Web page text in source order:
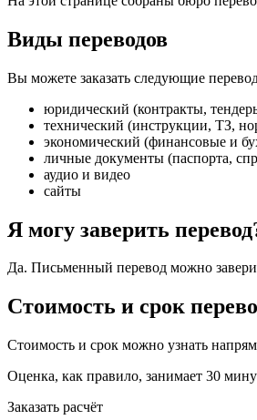
Виды переводов
Вы можете заказать следующие
юридический (контракты,
технический (инструкции, ТЗ,
экономический (финансовые и
личные документы (паспорта,
аудио и видео
сайты
Я могу заверить
Да. Письменный перевод можно
Стоимость и срок
Стоимость и срок можно узнать
Оценка, как правило, занимает 30
Заказать расчёт